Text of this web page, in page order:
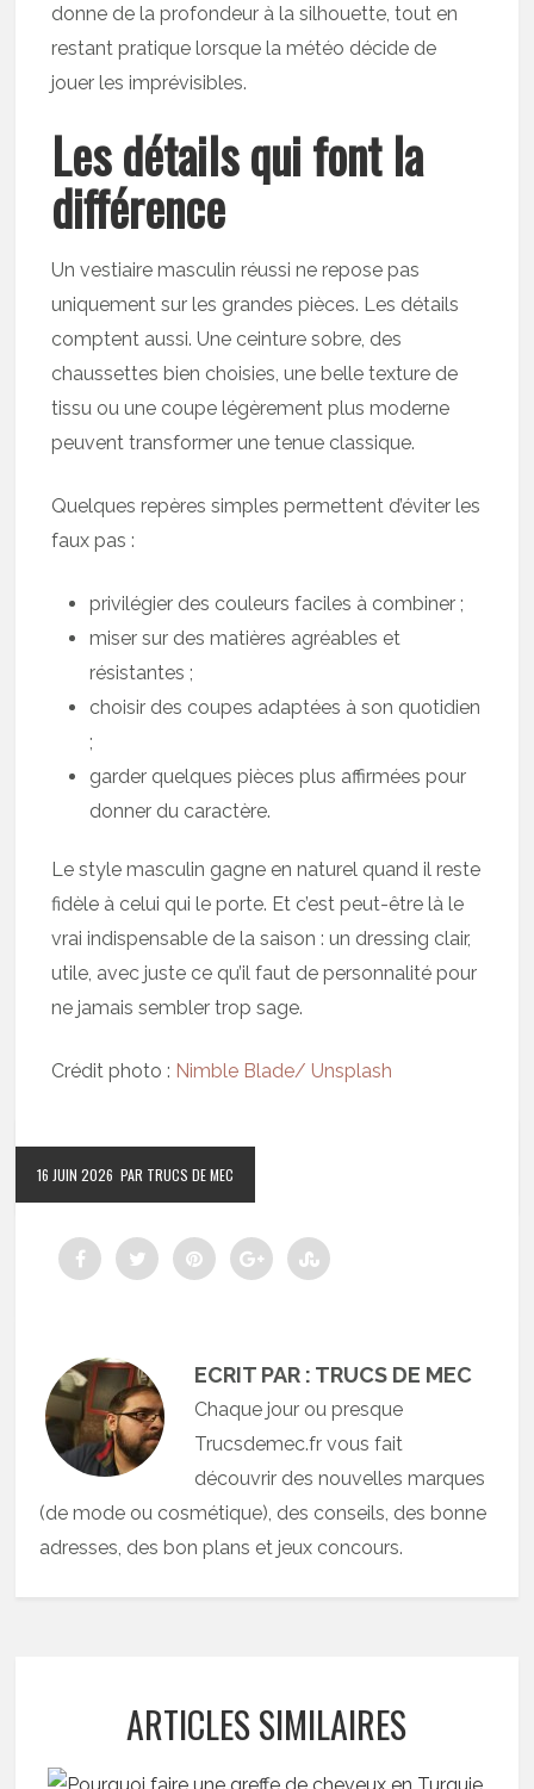
donne de la profondeur à la silhouette, tout en
restant pratique lorsque la météo décide de
jouer les imprévisibles.
Les détails qui font la
différence
Un vestiaire masculin réussi ne repose pas
uniquement sur les grandes pièces. Les détails
comptent aussi. Une ceinture sobre, des
chaussettes bien choisies, une belle texture de
tissu ou une coupe légèrement plus moderne
peuvent transformer une tenue classique.
Quelques repères simples permettent d’éviter les
faux pas :
privilégier des couleurs faciles à combiner ;
miser sur des matières agréables et
résistantes ;
choisir des coupes adaptées à son quotidien
;
garder quelques pièces plus affirmées pour
donner du caractère.
Le style masculin gagne en naturel quand il reste
fidèle à celui qui le porte. Et c’est peut-être là le
vrai indispensable de la saison : un dressing clair,
utile, avec juste ce qu’il faut de personnalité pour
ne jamais sembler trop sage.
Crédit photo : Nimble Blade/ Unsplash
16 JUIN 2026 PAR TRUCS DE MEC
ECRIT PAR : TRUCS DE MEC
Chaque jour ou presque
Trucsdemec.fr vous fait
découvrir des nouvelles marques
(de mode ou cosmétique), des conseils, des bonne
adresses, des bon plans et jeux concours.
ARTICLES SIMILAIRES